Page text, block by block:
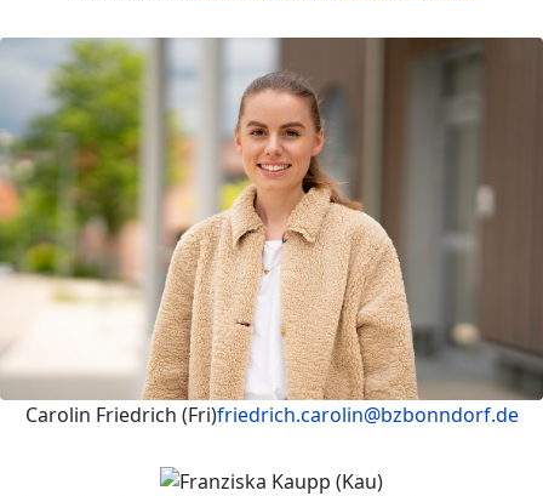
Carolin Friedrich (Fri)friedrich.carolin@bzbonndorf.de